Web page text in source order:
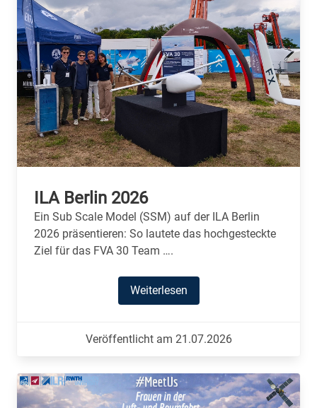
ILA Berlin 2026
Ein Sub Scale Model (SSM) auf der ILA Berlin
2026 präsentieren: So lautete das hochgesteckte
Ziel für das FVA 30 Team ….
Weiterlesen
Veröffentlicht am 21.07.2026